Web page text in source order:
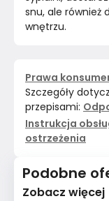
snu, ale również
wnętrzu.
Prawa
Szczegóły
przepisami:
Instrukcja
ostrzeżenia
Podobne
Zobacz więcej